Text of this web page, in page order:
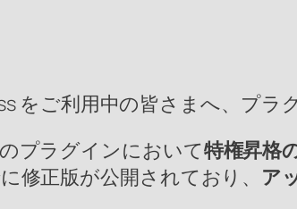
をご利用中の皆さまへ、プラ
プラグインにおいて特権昇格
修正版が公開されており、 ア